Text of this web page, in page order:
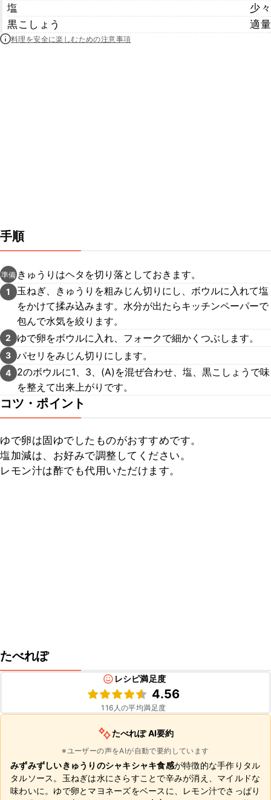
塩
少々
黒こしょう
適量
料理を安全に楽しむための注意事項
手順
準備 きゅうりはヘタを切り落としておきます。
1
玉ねぎ、きゅうりを粗みじん切りにし、ボウルに入れて塩
をかけて揉み込みます。水分が出たらキッチンペーパーで
包んで水気を絞ります。
2 ゆで卵をボウルに入れ、フォークで細かくつぶします。
3 パセリをみじん切りにします。
4
2のボウルに1、3、(A)を混ぜ合わせ、塩、黒こしょうで味
を整えて出来上がりです。
コツ・ポイント
ゆで卵は固ゆでしたものがおすすめです。
塩加減は、お好みで調整してください。
レモン汁は酢でも代用いただけます。
たべれぽ
レシピ満足度
4.56
116 人の平均満足度
たべれぽ AI要約
※ユーザーの声をAIが自動で要約しています
みずみずしいきゅうりのシャキシャキ食感が特徴的な手作りタル
タルソース。玉ねぎは水にさらすことで辛みが消え、マイルドな
味わいに。ゆで卵とマヨネーズをベースに、レモン汁でさっぱり